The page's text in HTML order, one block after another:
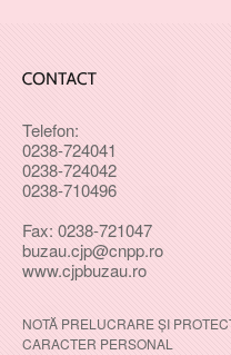
Telefon:
0238-724041
0238-724042
0238-710496
Fax: 0238-721047
buzau.cjp@cnpp.ro
www.cjpbuzau.ro
NOTĂ PRELUCRARE ȘI
CARACTER PERSONAL